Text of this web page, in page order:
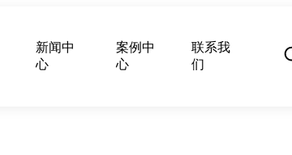
新闻中
心
案例中
心
联系我
们